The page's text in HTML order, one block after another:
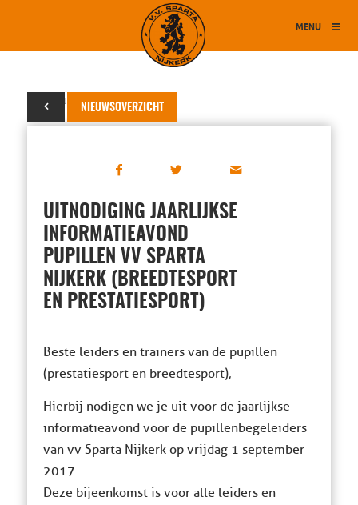
MENU
NIEUWSOVERZICHT
28 augustus 2017
UITNODIGING JAARLIJKSE
INFORMATIEAVOND
PUPILLEN VV SPARTA
NIJKERK (BREEDTESPORT
EN PRESTATIESPORT)
Beste leiders en trainers van de pupillen
(prestatiesport en breedtesport),
Hierbij nodigen we je uit voor de jaarlijkse
informatieavond voor de pupillenbegeleiders
van vv Sparta Nijkerk op vrijdag 1 september
2017.
Deze bijeenkomst is voor alle leiders en